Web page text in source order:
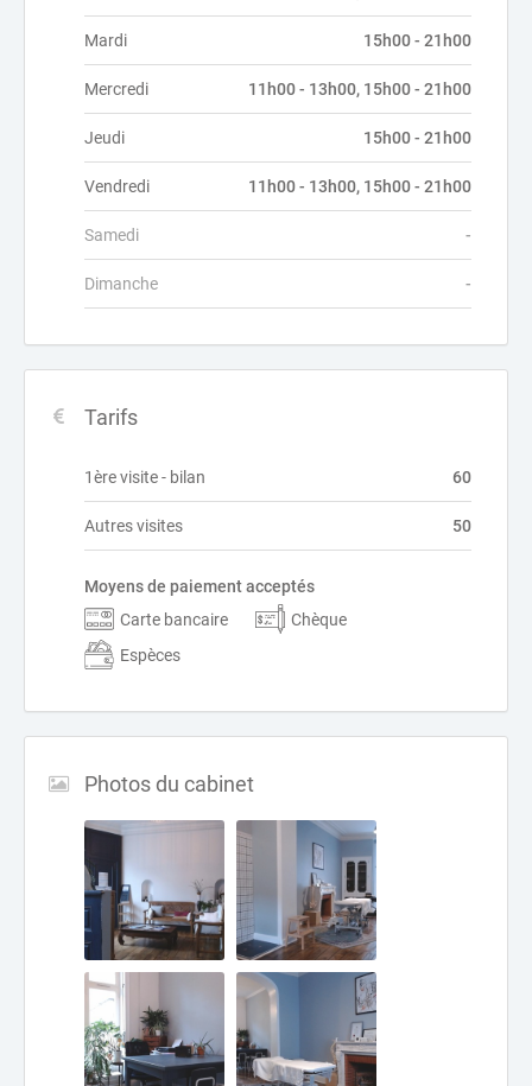
Mardi 15h00 - 21h00
Mercredi 11h00 - 13h00, 15h00 - 21h00
Jeudi 15h00 - 21h00
Vendredi 11h00 - 13h00, 15h00 - 21h00
Samedi -
Dimanche -
Tarifs
1ère visite - bilan 60
Autres visites 50
Moyens de paiement acceptés
Carte bancaire
Chèque
Espèces
Photos du cabinet